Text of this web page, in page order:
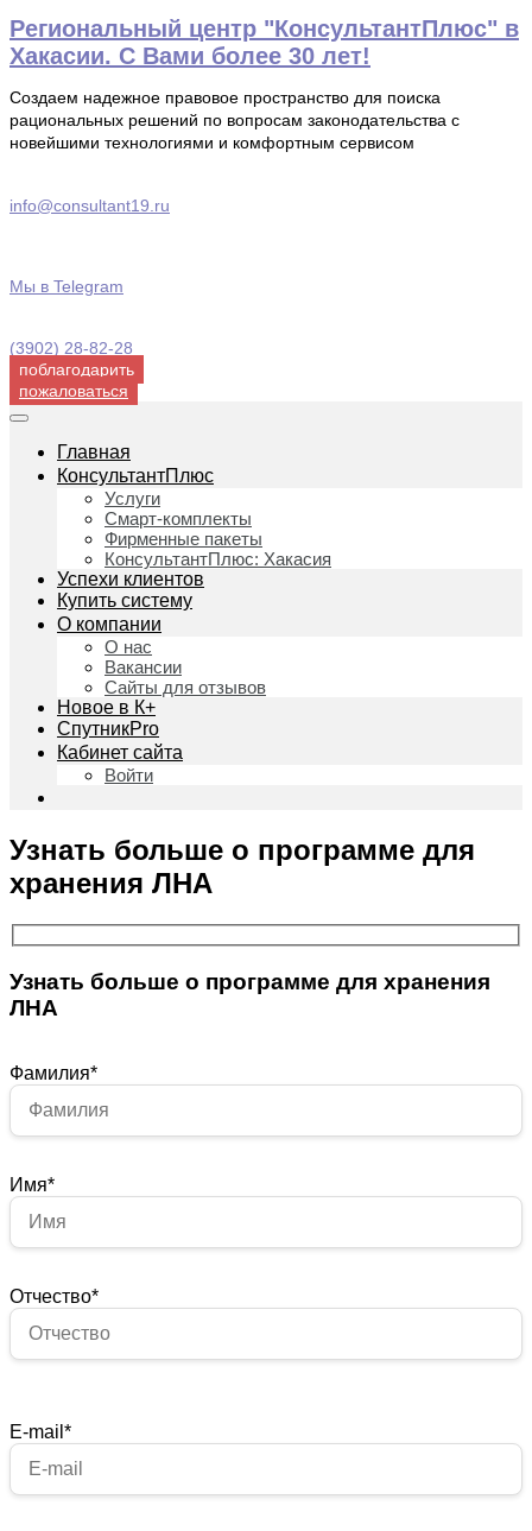
Перейти
к
содержимому
Региональный центр "КонсультантПлюс" в
Хакасии. С Вами более 30 лет!
Создаем надежное правовое пространство для поиска
рациональных решений по вопросам законодательства с
новейшими технологиями и комфортным сервисом
info@consultant19.ru
Мы в Telegram
(3902) 28-82-28
поблагодарить
пожаловаться
Главная
КонсультантПлюс
Услуги
Смарт-комплекты
Фирменные пакеты
КонсультантПлюс: Хакасия
Успехи клиентов
Купить систему
О компании
О нас
Вакансии
Сайты для отзывов
Новое в К+
СпутникPro
Кабинет сайта
Войти
Узнать больше о программе для
хранения ЛНА
Узнать больше о программе для хранения
ЛНА
Фамилия*
Имя*
Отчество*
E-mail *